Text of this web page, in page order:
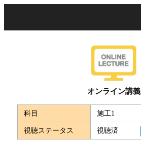
オンライン講義
科目 施工1
視聴ステータス 視聴済